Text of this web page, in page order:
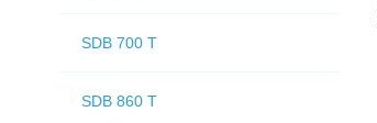
SDB 700 T
SDB 860 T